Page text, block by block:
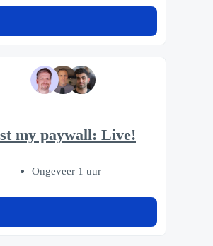
my paywall: Live!
Ongeveer 1 uur